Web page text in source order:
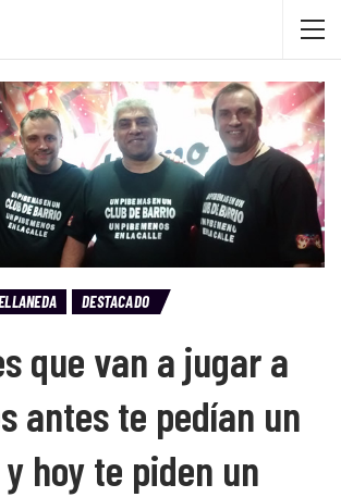
DESTACADO
que van a jugar a
antes te pedían un
hoy te piden un